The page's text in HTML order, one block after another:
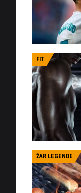
FIT
ŽAR LEGENDE